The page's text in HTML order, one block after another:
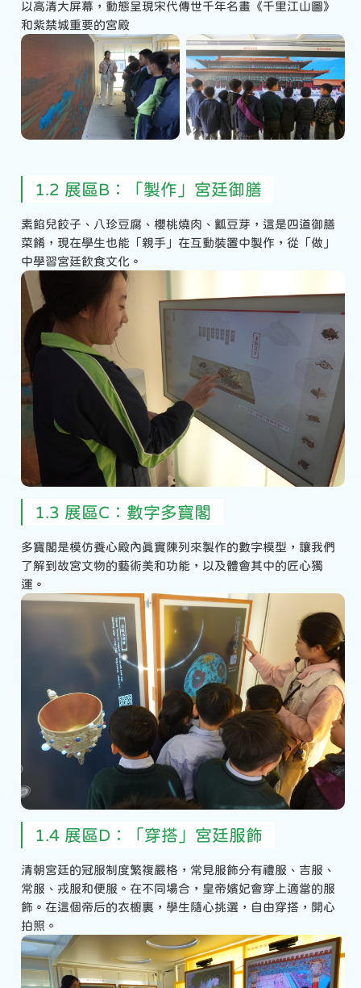
以高清大屏幕，動態呈現宋代傳世千年名畫《千里江山圖》
和紫禁城重要的宮殿
1.2 展區B：「製作」宮廷御膳
素餡兒餃子、八珍豆腐、櫻桃燒肉、瓤豆芽，這是四道御膳
菜餚，現在學生也能「親手」在互動裝置中製作，從「做」
中學習宮廷飲食文化。
1.3 展區C：數字多寶閣
多寶閣是模仿養心殿內真實陳列來製作的數字模型，讓我們
了解到故宮文物的藝術美和功能，以及體會其中的匠心獨
運。
1.4 展區D：「穿搭」宮廷服飾
清朝宮廷的冠服制度繁複嚴格，常見服飾分有禮服、吉服、
常服、戎服和便服。在不同場合，皇帝嬪妃會穿上適當的服
飾。在這個帝后的衣櫥裏，學生隨心挑選，自由穿搭，開心
拍照。